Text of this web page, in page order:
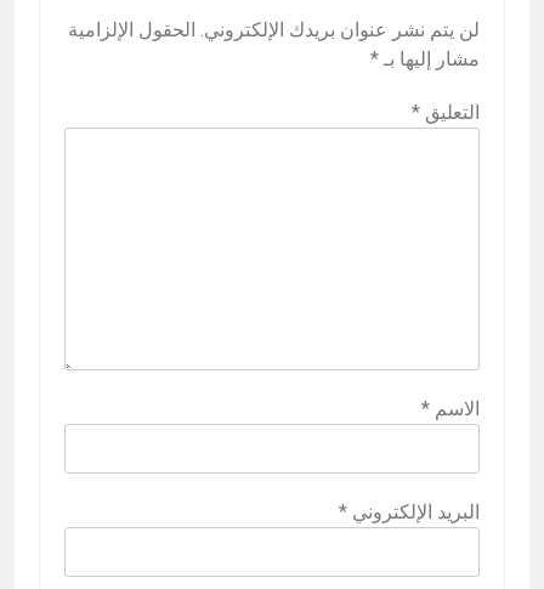
لن يتم نشر عنوان بريدك الإلكتروني. الحقول الإلزامية
مشار إليها بـ *
التعليق *
الاسم *
البريد الإلكتروني *